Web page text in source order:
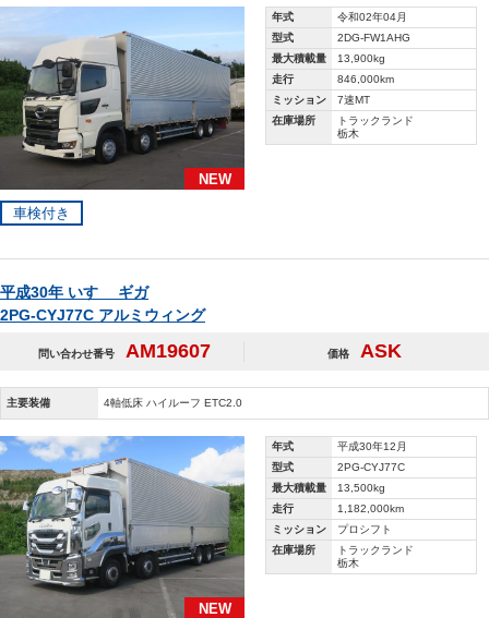
NEW
年式
令和02年04月
型式
2DG-FW1AHG
最大積載量
13,900kg
走行
846,000km
ミッション
7速MT
在庫場所
トラックランド
栃木
車検付き
平成30年 いすゞ ギガ
2PG-CYJ77C アルミウィング
問い合わせ番号 AM19607 価格 ASK
主要装備 4軸低床 ハイルーフ ETC2.0
NEW
年式
平成30年12月
型式
2PG-CYJ77C
最大積載量
13,500kg
走行
1,182,000km
ミッション
プロシフト
在庫場所
トラックランド
栃木